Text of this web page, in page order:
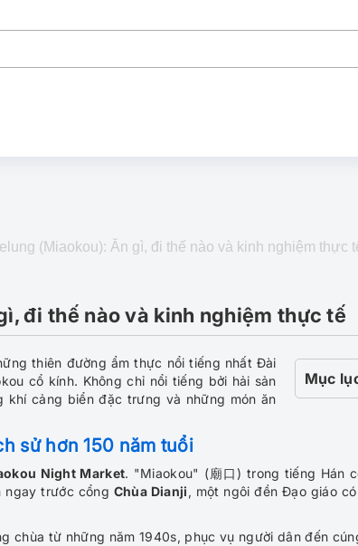
(Miaokou): Ăn gì, đi thế nào và kinh nghiệm thực
đi thế nào và kinh nghiệm thực tế
Mục
thiên đường ẩm thực nổi tiếng nhất Đài
cổ kính. Không chỉ nổi tiếng bởi hải sản
cảng biển đặc trưng và những món ăn
sử hơn 150 năm tuổi
Night Market. "Miaokou" (廟口) trong tiếng Hán
ngay trước cổng Chùa Dianji , một ngôi đền Đạo giáo
chùa từ những năm 1940s, phục vụ người dân đến